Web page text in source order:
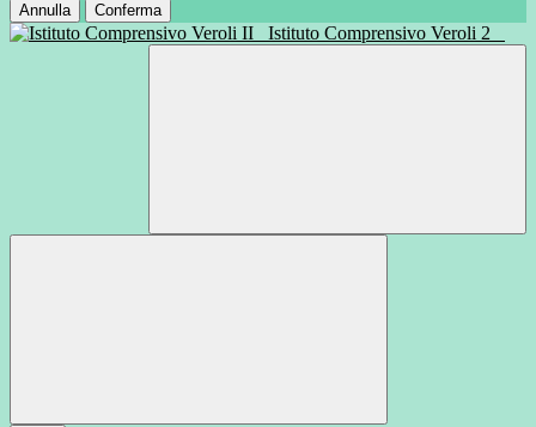
Annulla Conferma
Istituto Comprensivo Veroli 2